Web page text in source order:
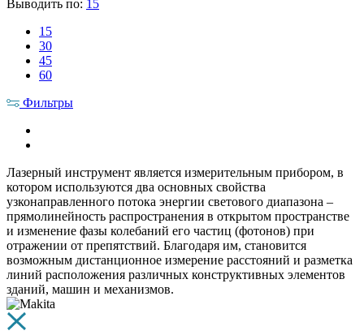
Выводить по: 15
15
30
45
60
Фильтры
Лазерный инструмент является измерительным прибором, в
котором используются два основных свойства
узконаправленного потока энергии светового диапазона –
прямолинейность распространения в открытом пространстве
и изменение фазы колебаний его частиц (фотонов) при
отражении от препятствий. Благодаря им, становится
возможным дистанционное измерение расстояний и разметка
линий расположения различных конструктивных элементов
зданий, машин и механизмов.